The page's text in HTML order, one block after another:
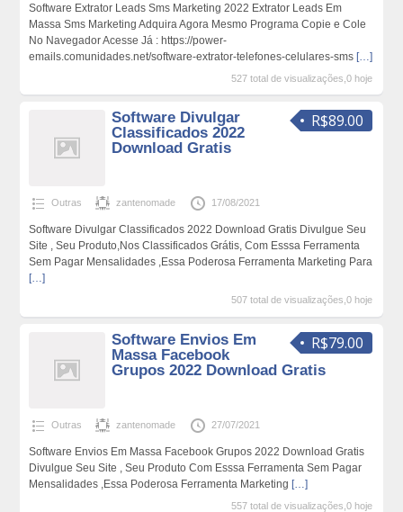
Software Extrator Leads Sms Marketing 2022 Extrator Leads Em
Massa Sms Marketing Adquira Agora Mesmo Programa Copie e Cole
No Navegador Acesse Já : https://power-
emails.comunidades.net/software-extrator-telefones-celulares-sms […]
527 total de visualizações,0 hoje
R$89.00
Software Divulgar
Classificados 2022
Download Gratis
Outras zantenomade 17/08/2021
Software Divulgar Classificados 2022 Download Gratis Divulgue Seu
Site , Seu Produto,Nos Classificados Grátis, Com Esssa Ferramenta
Sem Pagar Mensalidades ,Essa Poderosa Ferramenta Marketing Para
[…]
507 total de visualizações,0 hoje
R$79.00
Software Envios Em
Massa Facebook
Grupos 2022 Download Gratis
Outras zantenomade 27/07/2021
Software Envios Em Massa Facebook Grupos 2022 Download Gratis
Divulgue Seu Site , Seu Produto Com Esssa Ferramenta Sem Pagar
Mensalidades ,Essa Poderosa Ferramenta Marketing […]
557 total de visualizações,0 hoje